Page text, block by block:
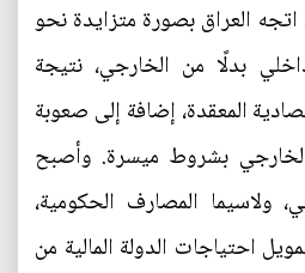
العراق بصورة متزايدة نحو
بدلًا من الخارجي، نتيجة
المعقدة، إضافة إلى صعوبة
بشروط ميسرة. وأصبح
ولاسيما المصارف الحكومية،
احتياجات الدولة المالية من